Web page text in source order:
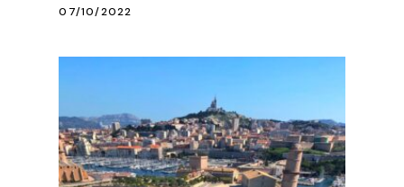
07/10/2022